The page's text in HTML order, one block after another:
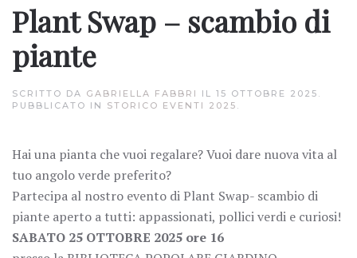
Plant Swap – scambio di
piante
SCRITTO DA GABRIELLA FABBRI IL 15 OTTOBRE 2025 .
PUBBLICATO IN STORICO EVENTI 2025 .
Hai una pianta che vuoi regalare? Vuoi dare nuova vita al
tuo angolo verde preferito?
Partecipa al nostro evento di Plant Swap- scambio di
piante aperto a tutti: appassionati, pollici verdi e curiosi!
SABATO 25 OTTOBRE 2025 ore 16